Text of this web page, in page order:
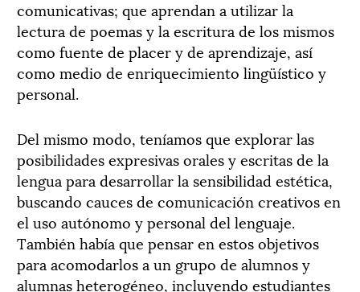
comunicativas; que aprendan a utilizar la
lectura de poemas y la escritura de los mismos
como fuente de placer y de aprendizaje, así
como medio de enriquecimiento lingüístico y
personal.
Del mismo modo, teníamos que explorar las
posibilidades expresivas orales y escritas de la
lengua para desarrollar la sensibilidad estética,
buscando cauces de comunicación creativos en
el uso autónomo y personal del lenguaje.
También había que pensar en estos objetivos
para acomodarlos a un grupo de alumnos y
alumnas heterogéneo, incluyendo estudiantes